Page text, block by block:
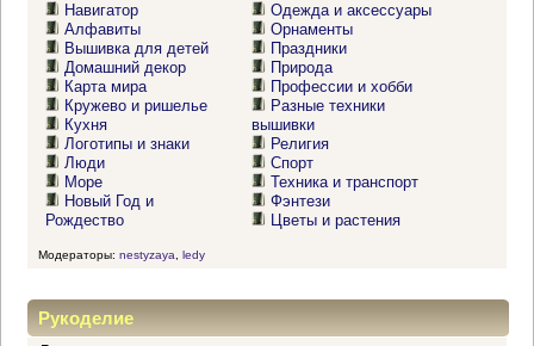
Навигатор
Алфавиты
Вышивка для детей
Домашний декор
Карта мира
Кружево и ришелье
Кухня
Логотипы и знаки
Люди
Море
Новый Год и
Рождество
Одежда и аксессуары
Орнаменты
Праздники
Природа
Профессии и хобби
Разные техники
вышивки
Религия
Спорт
Техника и транспорт
Фэнтези
Цветы и растения
Модераторы: nestyzaya ledy
Рукоделие